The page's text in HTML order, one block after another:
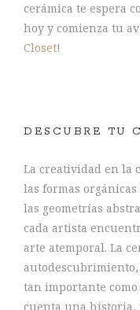
cerámica te espera
hoy y comienza tu
Closet!
DESCUBRE TU
La creatividad en la
las formas
las geometrías
cada artista
arte atemporal. La
autodescubrimiento,
tan importante
cuenta una historia,